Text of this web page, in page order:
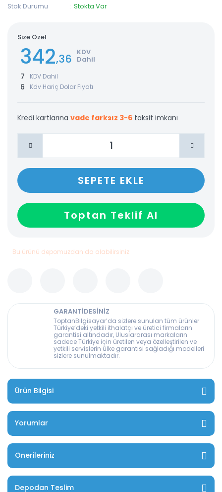
Stok Durumu
Stokta Var
Size Özel
342,36 KDV
Dahil
7 KDV Dahil
6 Kdv Hariç Dolar Fiyatı
Kredi kartlarına vade farksız 3-6 taksit imkanı
SEPETE EKLE
Toptan Teklif Al
Bu ürünü depomuzdan da alabilirsiniz
GARANTİDESİNİZ
ToptanBilgisayar’da sizlere sunulan tüm ürünler
Türkiye’deki yetkili ithalatçı ve üretici firmaların
garantisi altındadır, Uluslararası markaların
sadece Türkiye için üretilen veya özelleştirilen ve
yetkili servislerin ülke garantisi sağladığı modelleri
sizlere sunulmaktadır.
Ürün Bilgisi
Yorumlar
Önerileriniz
Depodan Teslim